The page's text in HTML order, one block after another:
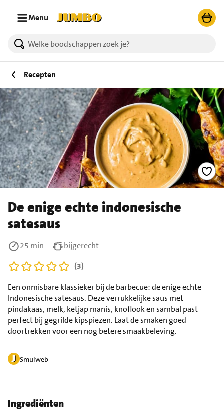
Menu
Recepten
De enige echte indonesische
satesaus
Smulweb
Een onmisbare klassieker bij de barbecue: de enige echte
Indonesische satesaus. Deze verrukkelijke saus met
pindakaas, melk, ketjap manis, knoflook en sambal past
perfect bij gegrilde kipspiezen. Laat de smaken goed
doortrekken voor een nog betere smaakbeleving.
25 min
bijgerecht
(3)
Ingrediënten